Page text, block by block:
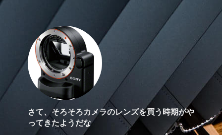
さて、そろそろカメラのレンズを買う時期がや
ってきたようだな